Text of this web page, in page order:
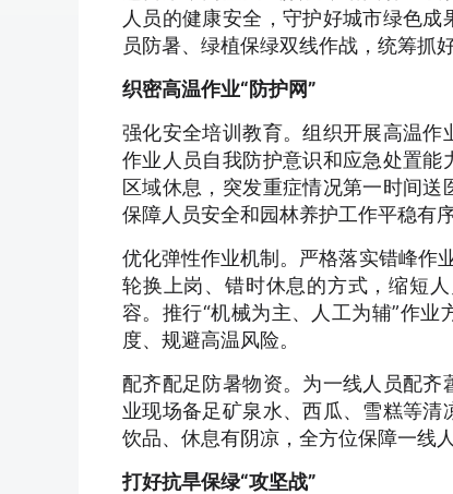
人员的健康安全，守护好城市绿色
员防暑、绿植保绿双线作战，统筹抓
织密高温作业“防护网”
强化安全培训教育。组织开展高温
作业人员自我防护意识和应急处置
区域休息，突发重症情况第一时间
保障人员安全和园林养护工作平稳有序
优化弹性作业机制。严格落实错峰作
轮换上岗、错时休息的方式，缩短
容。推行“机械为主、人工为辅”作
度、规避高温风险。
配齐配足防暑物资。为一线人员配
业现场备足矿泉水、西瓜、雪糕等
饮品、休息有阴凉，全方位保障一线
打好抗旱保绿“攻坚战”